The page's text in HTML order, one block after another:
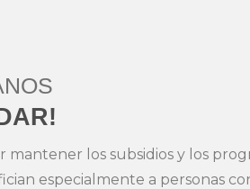
mantener los subsidios y los
especialmente a personas